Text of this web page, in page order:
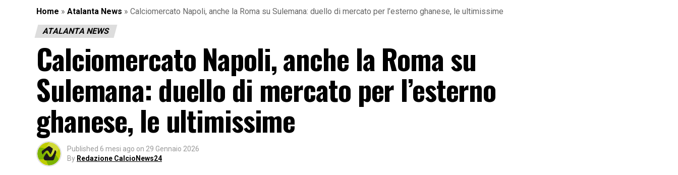
Home » Atalanta News » Calciomercato Napoli, anche la Roma su Sulemana: duello di mercato per l’esterno ghanese, le ultimissime
ATALANTA NEWS
Calciomercato Napoli, anche la Roma su
Sulemana: duello di mercato per l’esterno
ghanese, le ultimissime
Published 6 mesi ago on 29 Gennaio 2026
By Redazione CalcioNews24